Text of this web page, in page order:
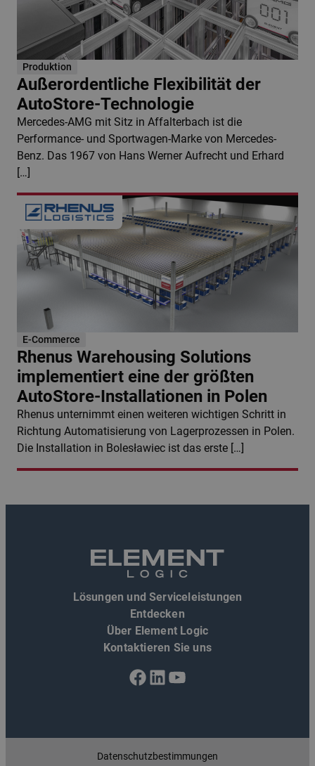
Produktion
Außerordentliche Flexibilität der
AutoStore-Technologie
Mercedes-AMG mit Sitz in Affalterbach ist die
Performance- und Sportwagen-Marke von Mercedes-
Benz. Das 1967 von Hans Werner Aufrecht und Erhard
[…]
E-Commerce
Rhenus Warehousing Solutions
implementiert eine der größten
AutoStore-Installationen in Polen
Rhenus unternimmt einen weiteren wichtigen Schritt in
Richtung Automatisierung von Lagerprozessen in Polen.
Die Installation in Bolesławiec ist das erste […]
Lösungen und Serviceleistungen
Entdecken
Über Element Logic
Kontaktieren Sie uns
Facebook
LinkedIn
YouTube
Datenschutzbestimmungen